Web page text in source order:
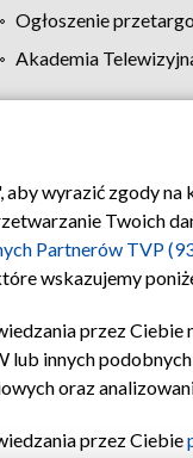
Ogłoszenie
Akademia
TVP
wyrazić zgody
Twoich
Partnerów TVP
wskazujemy
przez Ciebie
innych
oraz
przez Ciebie